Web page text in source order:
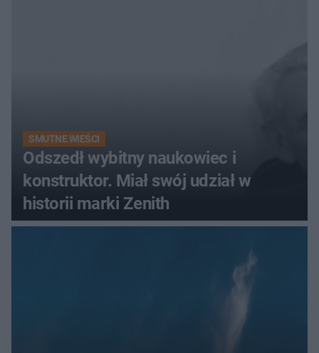
SMUTNE WIEŚCI
Odszedł wybitny naukowiec i
konstruktor. Miał swój udział w
historii marki Zenith